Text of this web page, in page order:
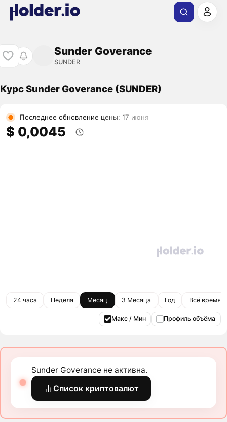
Sunder Goverance
SUNDER
Курс Sunder Goverance (SUNDER)
Последнее обновление цены: 17 июня
$ 0,0045
24 часа Неделя Месяц 3 Месяца Год Всё время
Макс / Мин Профиль объёма
Sunder Goverance не активна.
Список криптовалют